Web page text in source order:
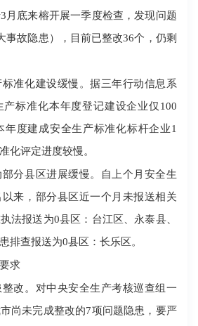
月底来榕开展一季度检查，发现问题
事故隐患），目前已整改36个，仍剩
化建设缓慢。据三年行动信息系
标准化本年度登记建设企业仅100
年度建成安全生产标准化标杆企业1
化评定进度较慢。
县区进展缓慢。自上个月安全生
来，部分县区近一个月未报送相关
法报送为0县区：台江区、永泰县、
排查报送为0县区：长乐区。
求
。对中央安全生产考核巡查组一
尚未完成整改的7项问题隐患，要严